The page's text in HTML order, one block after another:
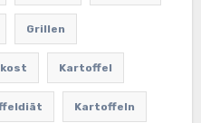
Grillen
Kartoffel
Kartoffeln